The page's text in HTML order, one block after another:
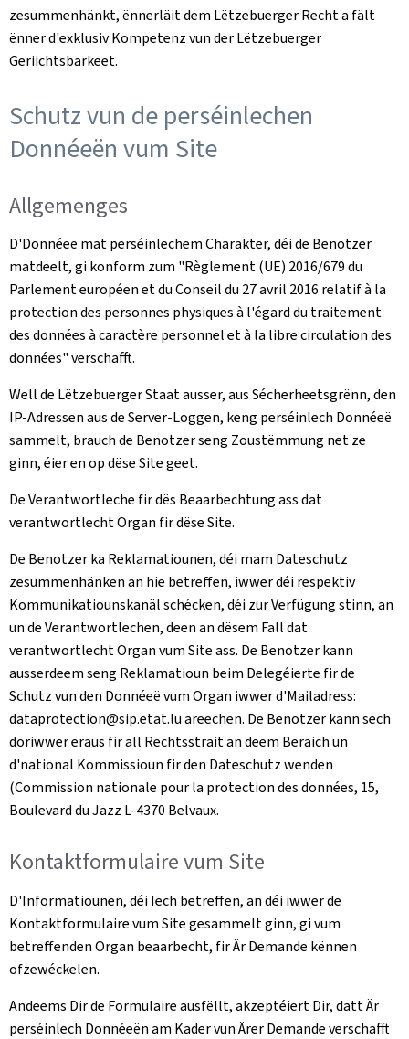
zesummenhänkt, ënnerläit dem Lëtzebuerger Recht a fält
ënner d'exklusiv Kompetenz vun der Lëtzebuerger
Geriichtsbarkeet.
Schutz vun de perséinlechen
Donnéeën vum Site
Allgemenges
D'Donnéeë mat perséinlechem Charakter, déi de Benotzer
matdeelt, gi konform zum "Règlement (UE) 2016/679 du
Parlement européen et du Conseil du 27 avril 2016 relatif à la
protection des personnes physiques à l'égard du traitement
des données à caractère personnel et à la libre circulation des
données" verschafft.
Well de Lëtzebuerger Staat ausser, aus Sécherheetsgrënn, den
IP-Adressen aus de Server-Loggen, keng perséinlech Donnéeë
sammelt, brauch de Benotzer seng Zoustëmmung net ze
ginn, éier en op dëse Site geet.
De Verantwortleche fir dës Beaarbechtung ass dat
verantwortlecht Organ fir dëse Site.
De Benotzer ka Reklamatiounen, déi mam Dateschutz
zesummenhänken an hie betreffen, iwwer déi respektiv
Kommunikatiounskanäl schécken, déi zur Verfügung stinn, an
un de Verantwortlechen, deen an dësem Fall dat
verantwortlecht Organ vum Site ass. De Benotzer kann
ausserdeem seng Reklamatioun beim Delegéierte fir de
Schutz vun den Donnéeë vum Organ iwwer d'Mailadress:
dataprotection@sip.etat.lu areechen. De Benotzer kann sech
doriwwer eraus fir all Rechtssträit an deem Beräich un
d'national Kommissioun fir den Dateschutz wenden
(Commission nationale pour la protection des données, 15,
Boulevard du Jazz L-4370 Belvaux.
Kontaktformulaire vum Site
D'Informatiounen, déi Iech betreffen, an déi iwwer de
Kontaktformulaire vum Site gesammelt ginn, gi vum
betreffenden Organ beaarbecht, fir Är Demande kënnen
ofzewéckelen.
Andeems Dir de Formulaire ausfëllt, akzeptéiert Dir, datt Är
perséinlech Donnéeën am Kader vun Ärer Demande verschafft